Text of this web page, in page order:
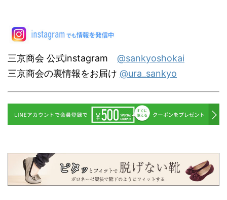
三京商会 公式instagram @sankyoshokai
三京商会の裏情報をお届け @ura_sankyo